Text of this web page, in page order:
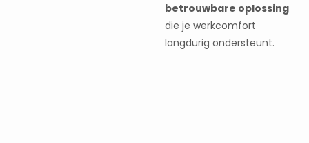
betrouwbare oplossing
die je werkcomfort
langdurig ondersteunt.